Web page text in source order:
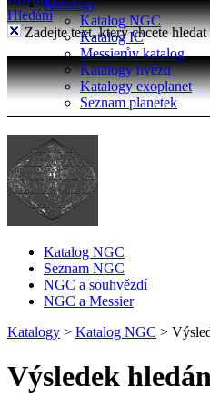
Katalogy
Katalog NGC
Katalog IC
Messierův katalog
Katalogy hvězd
Katalogy exoplanet
Seznam planetek
Hledání
Zadejte text, který chcete hledat
Katalog NGC
Seznam NGC
NGC a souhvězdí
NGC a Messier
Katalogy > Katalog NGC >
Výsledek